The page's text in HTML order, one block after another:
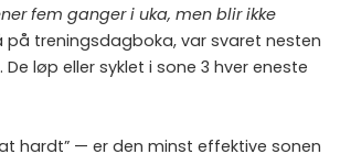
fem ganger i uka, men blir ikke
på treningsdagboka, var svaret nesten
løp eller syklet i sone 3 hver eneste
hardt” — er den minst effektive sonen